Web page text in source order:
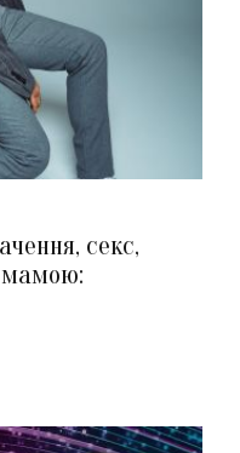
секс,
мамою: